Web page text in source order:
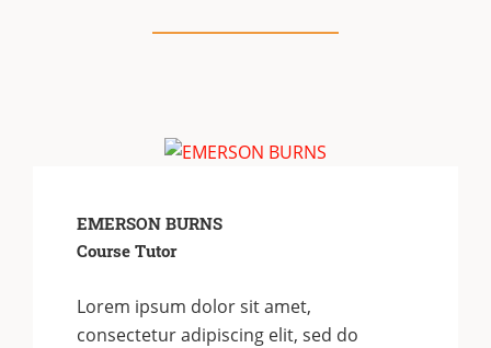
EMERSON BURNS
Course Tutor
Lorem ipsum dolor sit amet,
consectetur adipiscing elit, sed do